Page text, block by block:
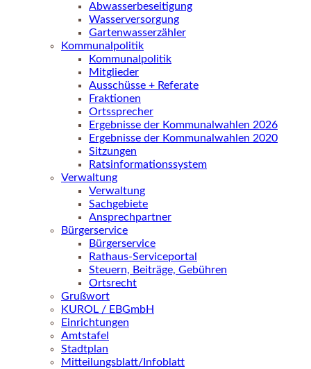
Abwasserbeseitigung
Wasserversorgung
Gartenwasserzähler
Kommunalpolitik
Kommunalpolitik
Mitglieder
Ausschüsse + Referate
Fraktionen
Ortssprecher
Ergebnisse der Kommunalwahlen 2026
Ergebnisse der Kommunalwahlen 2020
Sitzungen
Ratsinformationssystem
Verwaltung
Verwaltung
Sachgebiete
Ansprechpartner
Bürgerservice
Bürgerservice
Rathaus-Serviceportal
Steuern, Beiträge, Gebühren
Ortsrecht
Grußwort
KUROL / EBGmbH
Einrichtungen
Amtstafel
Stadtplan
Mitteilungsblatt/Infoblatt